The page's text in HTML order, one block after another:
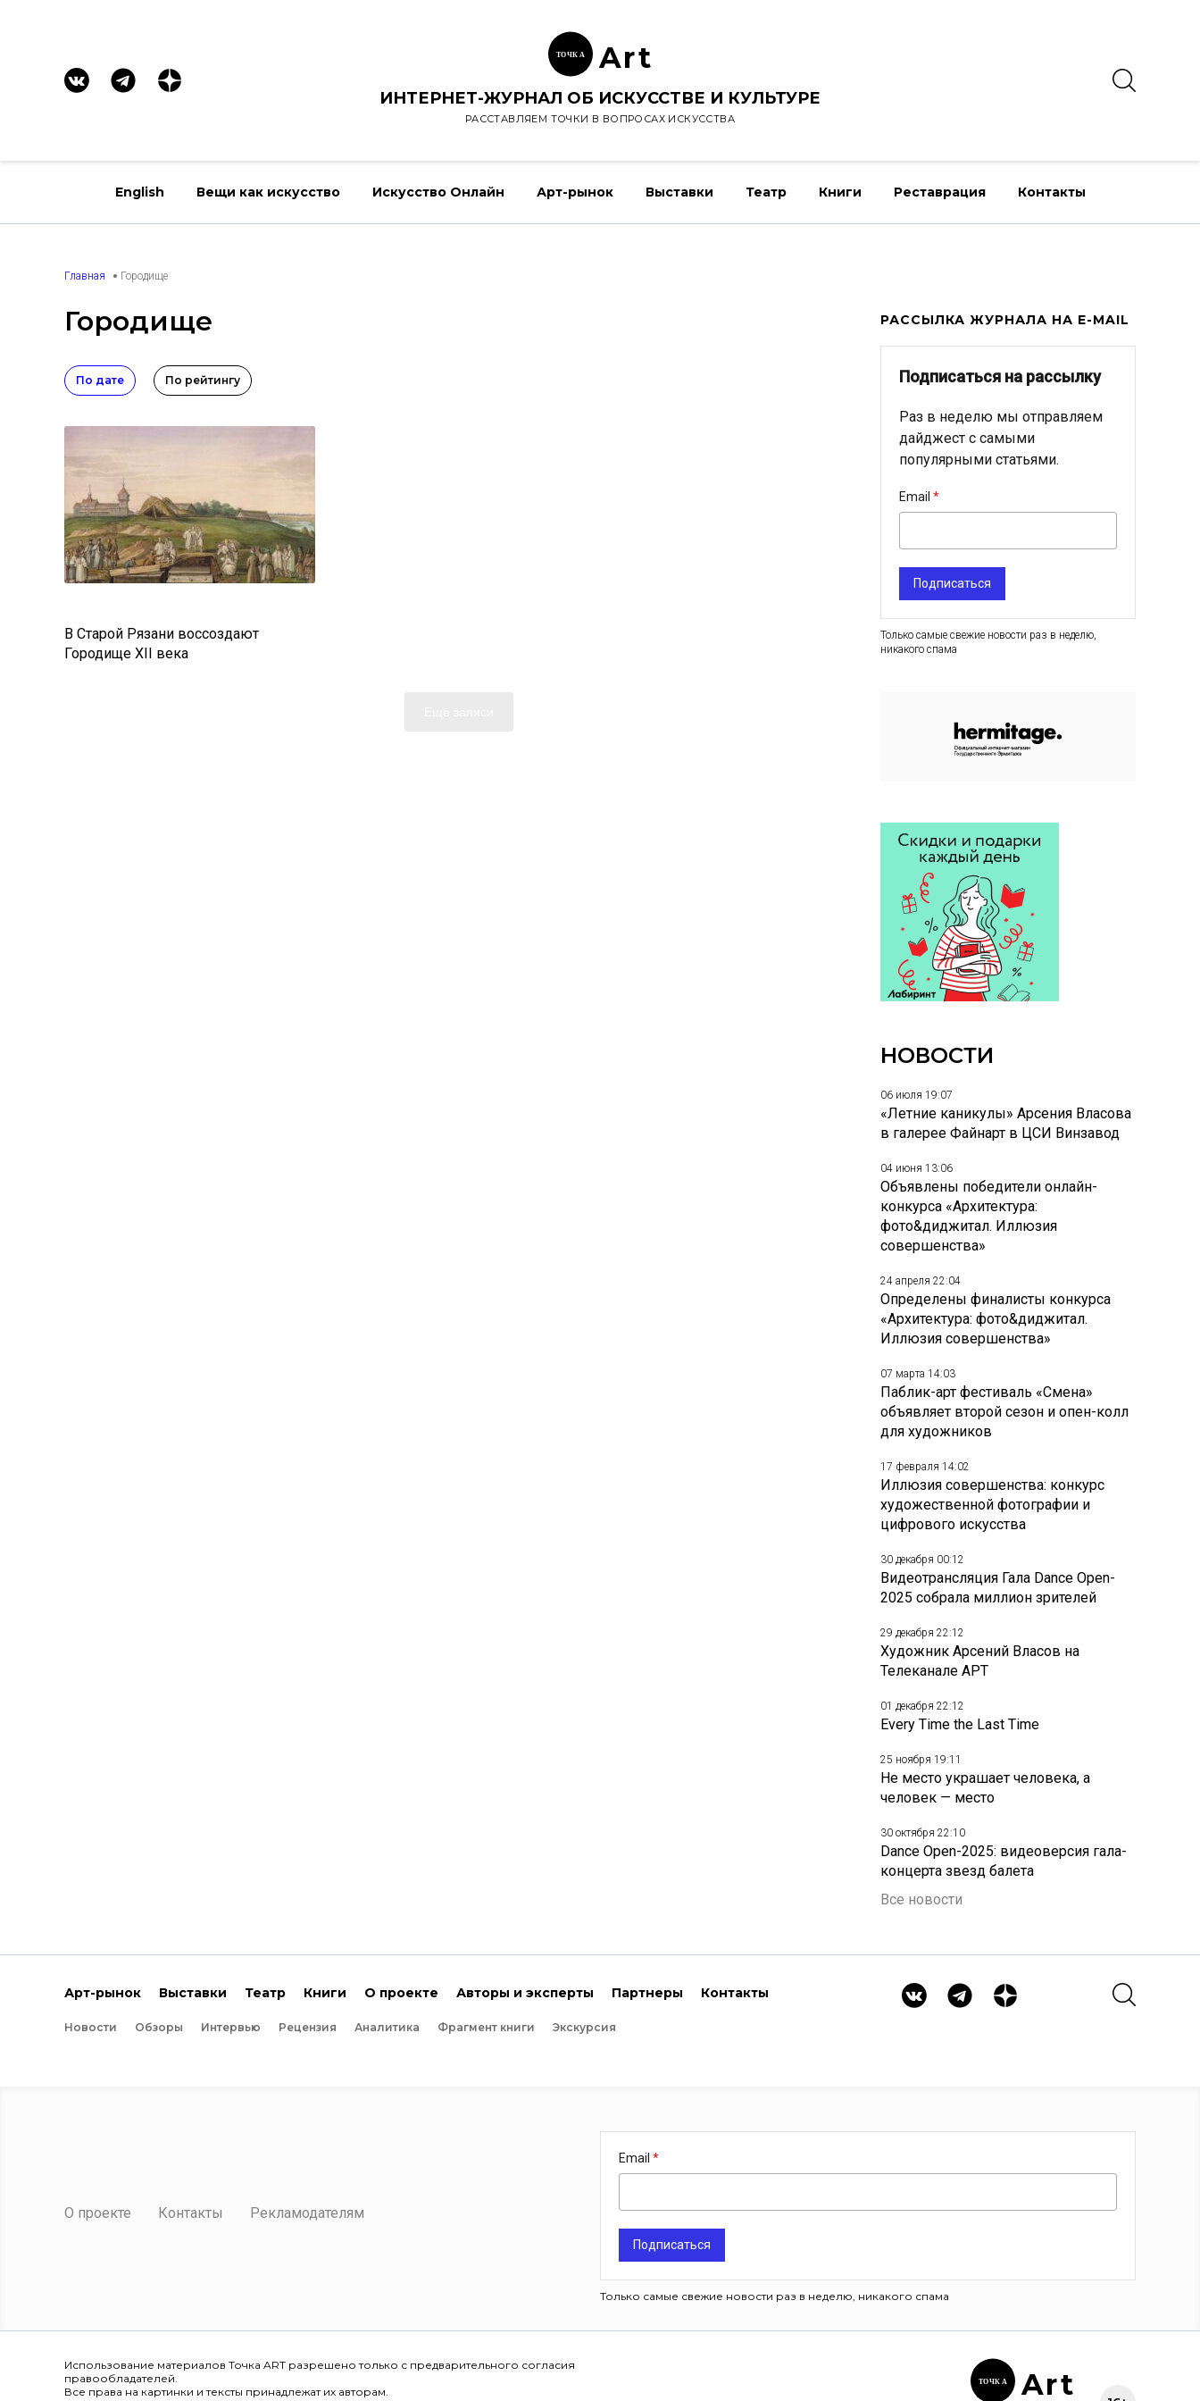
ТОЧК А Art
ИНТЕРНЕТ-ЖУРНАЛ ОБ ИСКУССТВЕ И КУЛЬТУРЕ
РАССТАВЛЯЕМ ТОЧКИ В ВОПРОСАХ ИСКУССТВА
English Вещи как искусство Искусство Онлайн Арт-рынок Выставки Театр Книги Реставрация Контакты
Главная Городище
Городище
По дате По рейтингу
В Старой Рязани воссоздают
Городище XII века
РАССЫЛКА ЖУРНАЛА НА E-MAIL
Подписаться на рассылку
Раз в неделю мы отправляем
дайджест с самыми
популярными статьями.
Email
Подписаться
Только самые свежие новости раз в неделю,
никакого спама
НОВОСТИ
06 июля 19:07
«Летние каникулы» Арсения Власова
в галерее Файнарт в ЦСИ Винзавод
04 июня 13:06
Объявлены победители онлайн-
конкурса «Архитектура:
фото&диджитал. Иллюзия
совершенства»
24 апреля 22:04
Определены финалисты конкурса
«Архитектура: фото&диджитал.
Иллюзия совершенства»
07 марта 14:03
Паблик-арт фестиваль «Смена»
объявляет второй сезон и опен-колл
для художников
17 февраля 14:02
Иллюзия совершенства: конкурс
художественной фотографии и
цифрового искусства
30 декабря 00:12
Видеотрансляция Гала Dance Open-
2025 собрала миллион зрителей
29 декабря 22:12
Художник Арсений Власов на
Телеканале АРТ
01 декабря 22:12
Every Time the Last Time
25 ноября 19:11
Не место украшает человека, а
человек — место
30 октября 22:10
Dance Open-2025: видеоверсия гала-
концерта звезд балета
Все новости
Арт-рынок Выставки Театр Книги О проекте Авторы и эксперты Партнеры Контакты
Новости Обзоры Интервью Рецензия Аналитика Фрагмент книги Экскурсия
О проекте Контакты Рекламодателям
Email
Подписаться
Только самые свежие новости раз в неделю, никакого спама
Использование материалов Точка ART разрешено только с предварительного согласия
правообладателей.
Все права на картинки и тексты принадлежат их авторам.
ТОЧК А Art